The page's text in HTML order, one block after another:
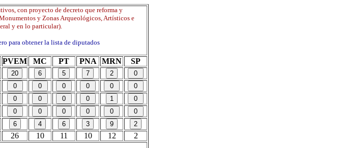
con proyecto de decreto que reforma y
y Zonas Arqueológicos, Artísticos e
y en lo particular).
obtener la lista de diputados
PVEM MC PT PNA MRN
SP
26 10 11 10 12 2